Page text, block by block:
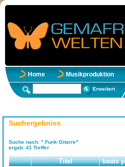
Home Musikproduktion
Erweitert
Suchergebniss
Suche nach: " Funk Gitarre"
ergab: 41 Treffer
Titel beats